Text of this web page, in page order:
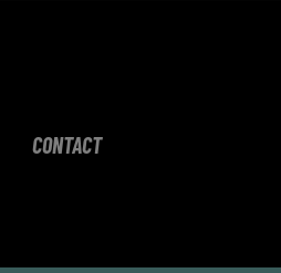
CONTACT